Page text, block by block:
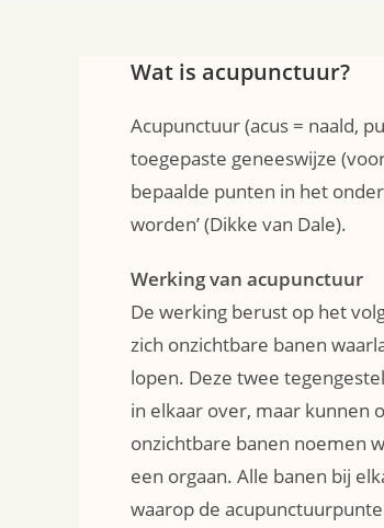
Wat is acupunctuur?
Acupunctuur (acus = naald,
toegepaste geneeswijze
bepaalde punten in het
worden’ (Dikke van Dale).
Werking van acupunctuur
De werking berust op het
zich onzichtbare banen
lopen. Deze twee
in elkaar over, maar kunnen
onzichtbare banen noemen
een orgaan. Alle banen bij
waarop de